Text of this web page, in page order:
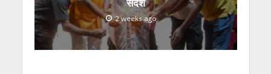
संदेश
2 weeks ago